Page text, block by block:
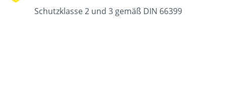
Schutzklasse 2 und 3 gemäß DIN 66399